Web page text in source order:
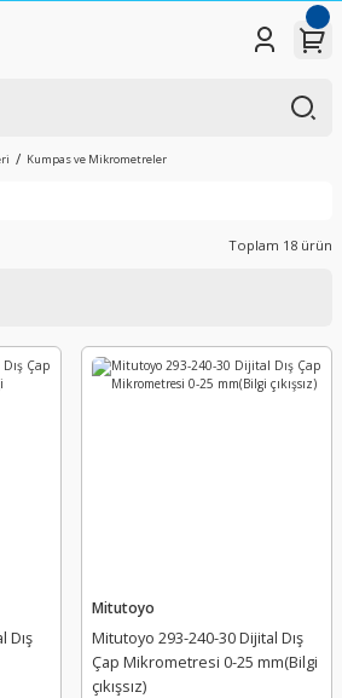
Kumpas ve Mikrometreler
Toplam 18 ürün
Dış
Mitutoyo
Mitutoyo 293-240-30 Dijital Dış
Çap Mikrometresi 0-25 mm(Bilgi
çıkışsız)